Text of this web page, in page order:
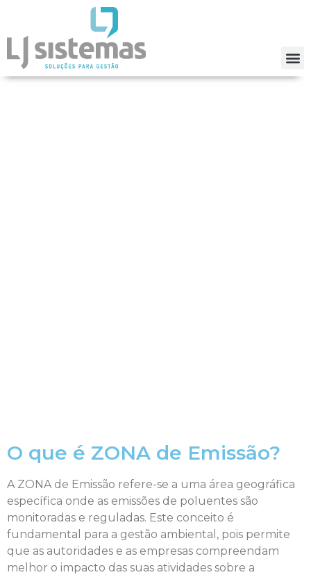
O que é ZONA de Emissão?
A ZONA de Emissão refere-se a uma área geográfica
específica onde as emissões de poluentes são
monitoradas e reguladas. Este conceito é
fundamental para a gestão ambiental, pois permite
que as autoridades e as empresas compreendam
melhor o impacto das suas atividades sobre a